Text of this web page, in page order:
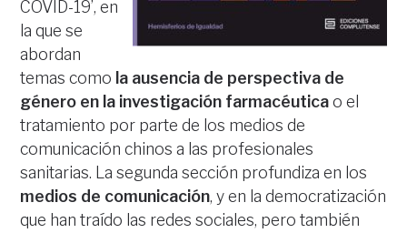
COVID-19’, en
la que se
abordan
temas como la ausencia de perspectiva de
género en la investigación farmacéuticao el
tratamiento por parte de los medios de
comunicación chinos a las profesionales
sanitarias. La segunda sección profundiza en los
medios de comunicación, y en la democratización
que han traído las redes sociales, pero también